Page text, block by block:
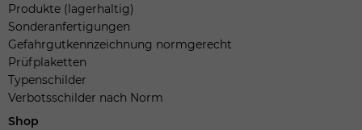
Produkte (lagerhaltig)
Sonderanfertigungen
Gefahrgutkennzeichnung normgerecht
Prüfplaketten
Typenschilder
Verbotsschilder nach Norm
Shop